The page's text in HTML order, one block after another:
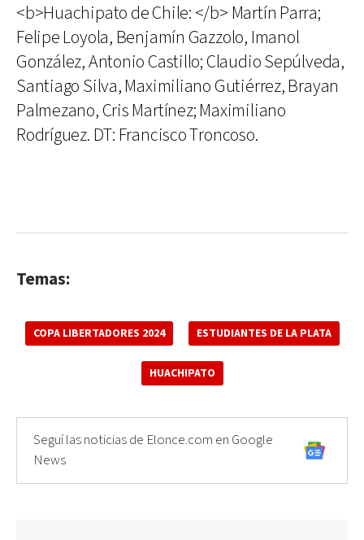
<b>Huachipato de Chile: </b> Martín Parra;
Felipe Loyola, Benjamín Gazzolo, Imanol
González, Antonio Castillo; Claudio Sepúlveda,
Santiago Silva, Maximiliano Gutiérrez, Brayan
Palmezano, Cris Martínez; Maximiliano
Rodríguez. DT: Francisco Troncoso.
Temas:
COPA LIBERTADORES 2024 ESTUDIANTES DE LA PLATA
HUACHIPATO
Seguí las noticias de Elonce.com en Google
News